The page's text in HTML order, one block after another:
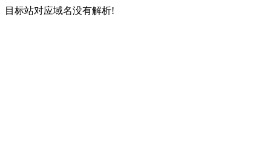
目标站对应域名没有解析!